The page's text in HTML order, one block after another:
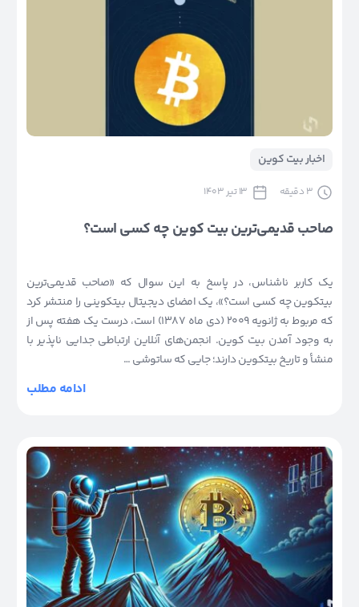
اخبار بیت کوین
3 دقیقه 13 تیر 1403
صاحب قدیمی‌ترین بیت کوین چه کسی است؟
یک کاربر ناشناس، در پاسخ به این سوال که «صاحب قدیمی‌ترین
بیتکوین چه کسی است؟»، یک امضای دیجیتال بیتکوینی را منتشر کرد
که مربوط به ژانویه 2009 (دی ماه 1387) است، درست یک هفته پس از
به وجود آمدن بیت کوین. انجمن‌های آنلاین ارتباطی جدایی ناپذیر با
منشأ و تاریخ بیتکوین دارند؛ جایی که ساتوشی …
ادامه مطلب